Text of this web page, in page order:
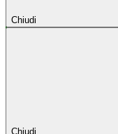
Chiudi
Chiudi